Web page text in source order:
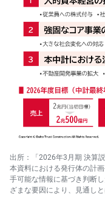
出所：「2026年3月期 決算
本資料における発行体の計
手可能な情報に基づき判断
ざまな要因により、見通し